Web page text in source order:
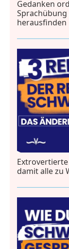
Gedanken
Sprachübung
herausfinden
damit alle zu